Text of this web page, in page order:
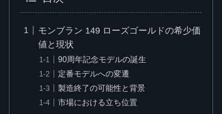
モンブラン 149 ローズゴールドの希少価
値と現状
90周年記念モデルの誕生
定番モデルへの変遷
製造終了の可能性と背景
市場における立ち位置